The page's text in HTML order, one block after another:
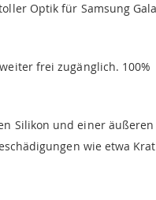
Optik für Samsung
frei zugänglich. 100%
Silikon und einer
wie etwa